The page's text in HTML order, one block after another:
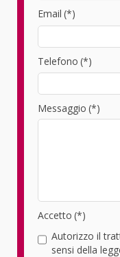
Email (*)
Telefono (*)
Messaggio (*)
Accetto (*)
Autorizzo il
sensi della